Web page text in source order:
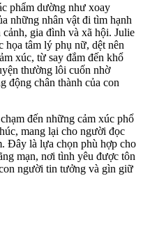
phẩm dường như xoay
những nhân vật đi tìm hạnh
gia đình và xã hội. Julie
tâm lý phụ nữ, dệt nên
xúc, từ say đắm đến khổ
thường lôi cuốn nhờ
động chân thành của con
đến những cảm xúc phổ
mang lại cho người đọc
Đây là lựa chọn phù hợp cho
mạn, nơi tình yêu được tôn
người tin tưởng và gìn giữ